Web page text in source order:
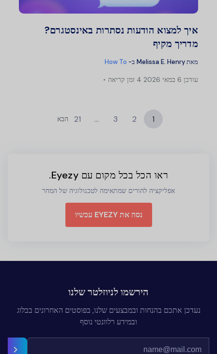
איך למצוא הודעות נסתרות באינסטגרם?
מדריך מקיף
מאתMelissa E. Henry ב- How To
עודכן 4 זמן קריאה
1
2
3
…
21 הבא
ראו הכל בכל מקום עם Eyezy.
אפליקציה להורים שמתאימה לטכנולוגיה של המחר
נסה את EYEZY עכשיו
הירשמו לניוזלטר שלנו
נעדכן אתכם בהנחות ובמבצעים שלנו, בפוסטים האחרונים בבלוג
ובמידע רלוונטי נוסף